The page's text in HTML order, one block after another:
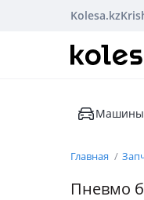
Kolesa.kz
Машины
Главная
Пневмо